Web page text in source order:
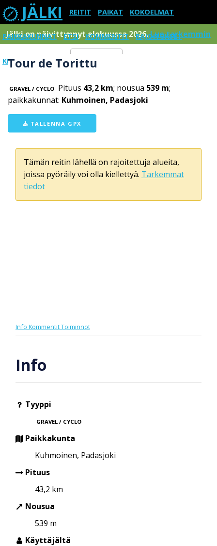
JÄLKI REITIT PAIKAT KOKOELMAT
PAIKKAKUNNAT ETSI KOMMENTIT RAJOITUKSET
KIRJAUDU SISÄÄN Menu
Jälki on päivittynnyt elokuussa 2026.Lue tarkemmin
Tour de Torittu
GRAVEL / CYCLO Pituus 43,2 km; nousua 539 m;
paikkakunnat: Kuhmoinen, Padasjoki
TALLENNA GPX
Tämän reitin lähellä on rajoitettuja alueita,
joissa pyöräily voi olla kiellettyä. Tarkemmat
tiedot
Info KommentitToiminnot
Info
Tyyppi
GRAVEL / CYCLO
Paikkakunta
Kuhmoinen, Padasjoki
Pituus
43,2 km
Nousua
539 m
Käyttäjältä